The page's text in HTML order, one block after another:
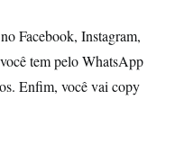
Facebook, Instagram,
tem pelo WhatsApp
Enfim, você vai copy